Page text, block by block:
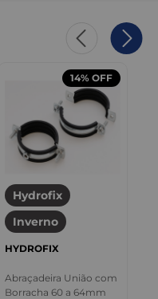
14% OFF
Hydrofix
Inverno
HYDROFIX
Abraçadeira União com
Borracha 60 a 64mm